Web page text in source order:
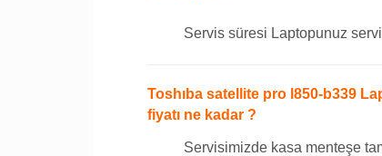
Servis süresi Laptopunuz
Toshıba satellite pro l850-b339
fiyatı ne kadar ?
Servisimizde kasa menteşe